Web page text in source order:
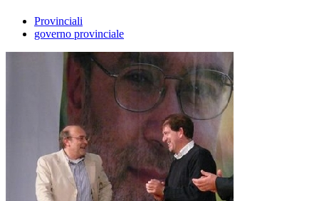
Provinciali
governo provinciale